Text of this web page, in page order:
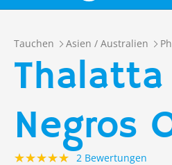
Tauchen Asien / Australien
Negros
2 Bewertungen